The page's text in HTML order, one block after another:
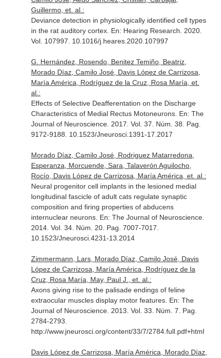
Guillermo, et. al.:
Deviance detection in physiologically identified cell types
in the rat auditory cortex. En: Hearing Research . 2020.
Vol. 107997. 10.1016/j.heares.2020.107997
G. Hernández, Rosendo, Benitez Temiño, Beatriz,
Morado Díaz, Camilo José, Davis López de Carrizosa,
María América, Rodríguez de la Cruz, Rosa María, et.
al.:
Effects of Selective Deafferentation on the Discharge
Characteristics of Medial Rectus Motoneurons. En: The
Journal of Neuroscience. 2017. Vol. 37. Núm. 38. Pag.
9172-9188. 10.1523/Jneurosci.1391-17.2017
Morado Díaz, Camilo José, Rodriguez Matarredona,
Esperanza, Morcuende, Sara, Talaverón Aguilocho,
Rocío, Davis López de Carrizosa, María América, et. al.:
Neural progenitor cell implants in the lesioned medial
longitudinal fascicle of adult cats regulate synaptic
composition and firing properties of abducens
internuclear neurons. En: The Journal of Neuroscience.
2014. Vol. 34. Núm. 20. Pag. 7007-7017.
10.1523/Jneurosci.4231-13.2014
Zimmermann, Lars, Morado Díaz, Camilo José, Davis
López de Carrizosa, María América, Rodríguez de la
Cruz, Rosa María, May, Paul J., et. al.:
Axons giving rise to the palisade endings of feline
extraocular muscles display motor features. En: The
Journal of Neuroscience. 2013. Vol. 33. Núm. 7. Pag.
2784-2793.
http://www.jneurosci.org/content/33/7/2784.full.pdf+html
Davis López de Carrizosa, María América, Morado Díaz,